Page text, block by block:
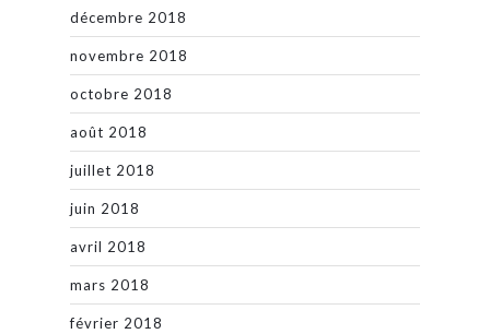
décembre 2018
novembre 2018
octobre 2018
août 2018
juillet 2018
juin 2018
avril 2018
mars 2018
février 2018